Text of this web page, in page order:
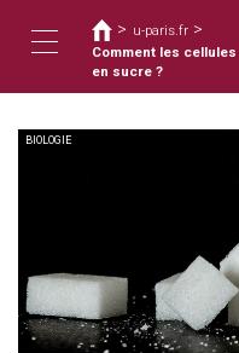
容
Toggle
您
在
這
裡
> u-paris.fr >
Comment les
en sucre ?
BIOLOGIE